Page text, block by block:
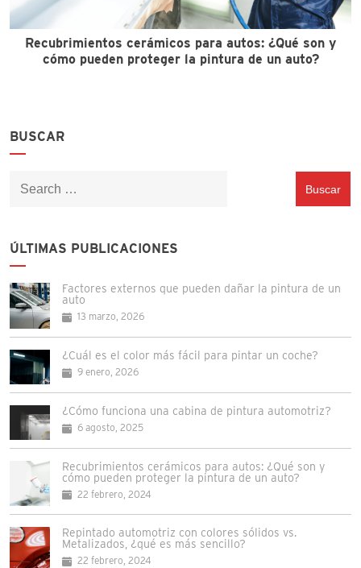
Recubrimientos cerámicos para autos: ¿Qué son y
cómo pueden proteger la pintura de un auto?
BUSCAR
ÚLTIMAS PUBLICACIONES
Factores externos que pueden dañar la pintura de un
auto
13 marzo, 2026
¿Cuál es el color más fácil para pintar un coche?
9 enero, 2026
¿Cómo funciona una cabina de pintura automotriz?
6 agosto, 2025
Recubrimientos cerámicos para autos: ¿Qué son y
cómo pueden proteger la pintura de un auto?
22 febrero, 2024
Repintado automotriz con colores sólidos vs.
Metalizados, ¿qué es más sencillo?
22 febrero, 2024